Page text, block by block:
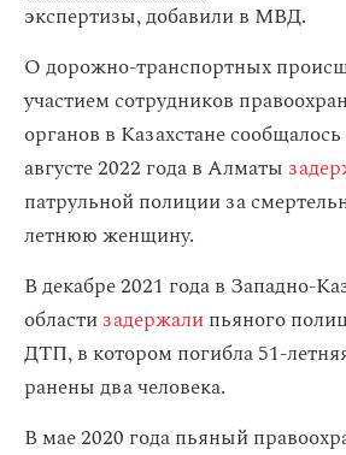
экспертизы, добавили в МВД.
О дорожно-транспортных
участием сотрудников
органов в Казахстане
августе 2022 года в Алматы
патрульной полиции за
летнюю женщину.
В декабре 2021 года в Западно-
областизадержалипьяного
ДТП, в котором погибла 51-
ранены два человека.
В мае 2020 года пьяный